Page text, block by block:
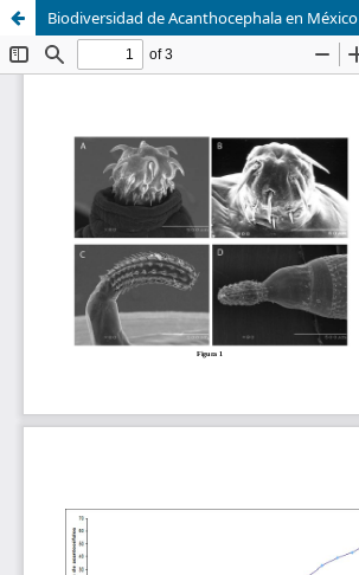
Biodiversidad de Acanthocephala en México